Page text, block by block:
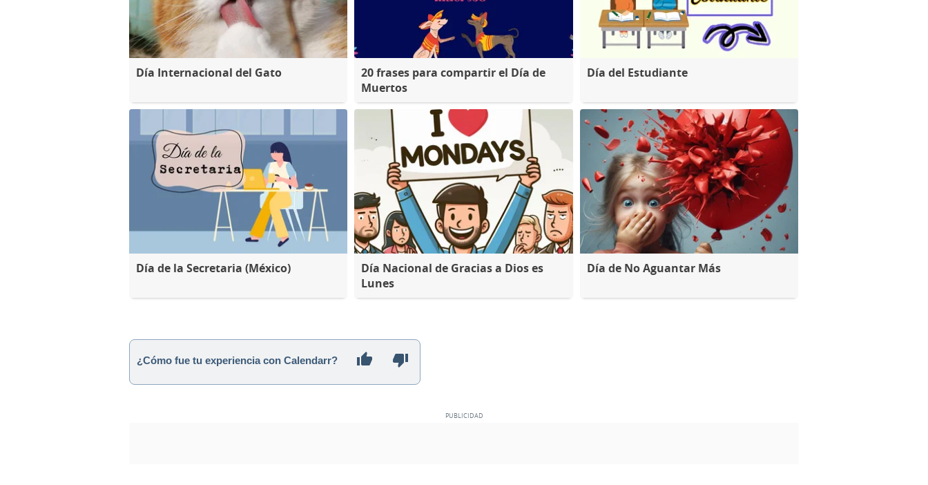
Día Internacional del Gato
20 frases para compartir el Día de
Muertos
Día del Estudiante
Día de la Secretaria (México)
Día Nacional de Gracias a Dios es
Lunes
Día de No Aguantar Más
¿Cómo fue tu experiencia con Calendarr?